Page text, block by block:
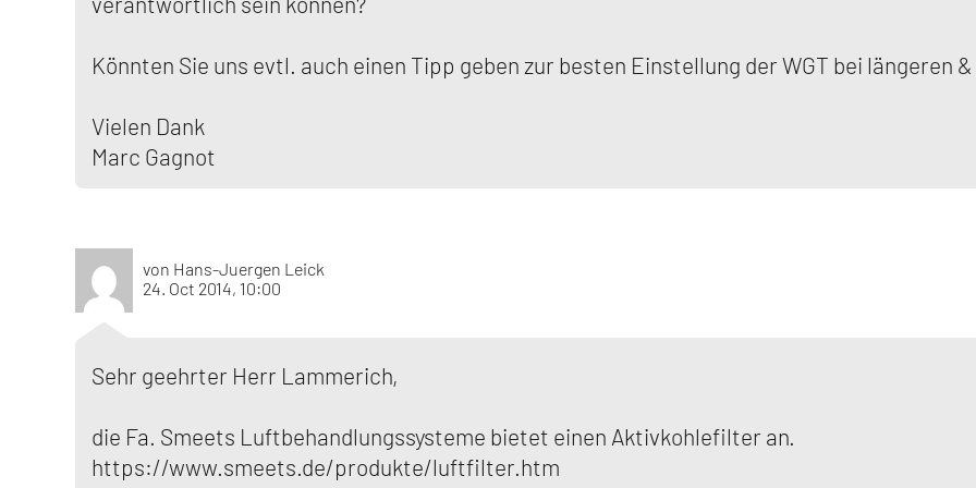
Könnten Sie uns evtl. auch einen Tipp geben zur besten Einstellung der WGT bei längeren
Vielen Dank
Marc Gagnot
von Hans-Juergen Leick
24. Oct 2014, 10:00
Sehr geehrter Herr Lammerich,
die Fa. Smeets Luftbehandlungssysteme bietet einen Aktivkohlefilter an.
https://www.smeets.de/produkte/luftfilter.htm